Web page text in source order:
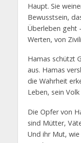
Haupt. Sie
Bewusstsein,
Überleben geht
Werten, von
Hamas schützt
aus. Hamas
die Wahrheit
Leben, sein
Die Opfer von
sind Mütter,
Und ihr Mut,